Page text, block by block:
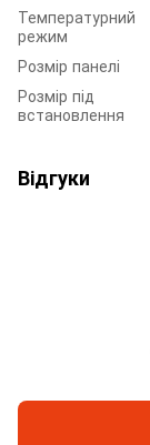
Температурний
режим
Розмір панелі
Розмір під
встановлення
Відгуки